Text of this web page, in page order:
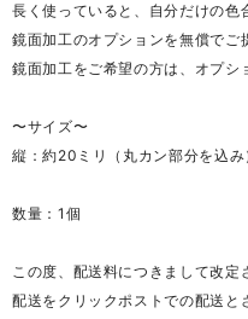
長く使っていると、自分だけの色
鏡面加工のオプションを無償でご
鏡面加工をご希望の方は、オプシ
〜サイズ〜
縦：約20ミリ（丸カン部分を込
数量：1個
この度、配送料につきまして改定
配送をクリックポストでの配送と